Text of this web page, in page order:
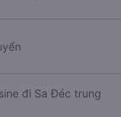
đi Sa Đéc trung